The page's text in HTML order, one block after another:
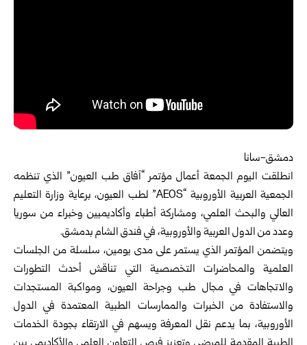
دمشق-سانا
انطلقت اليوم الجمعة أعمال مؤتمر “آفاق طب العيون” الذي تنظمه
الجمعية العربية الأوروبية “AEOS” لطب العيون، برعاية وزارة التعليم
العالي والبحث العلمي، ومشاركة أطباء وأكاديميين وخبراء ‏من سوريا
وعدد من الدول العربية والأوروبية، في فندق الشام بدمشق.‏
ويتضمن المؤتمر الذي يستمر على مدى يومين، سلسلة من الجلسات
العلمية والمحاضرات التخصصية التي تناقش أحدث التطورات
والاتجاهات في مجال طب وجراحة العيون، ومواكبة المستجدات
والاستفادة من الخبرات والممارسات الطبية المعتمدة في الدول
الأوروبية، بما يدعم نقل المعرفة ويسهم في الارتقاء بجودة الخدمات